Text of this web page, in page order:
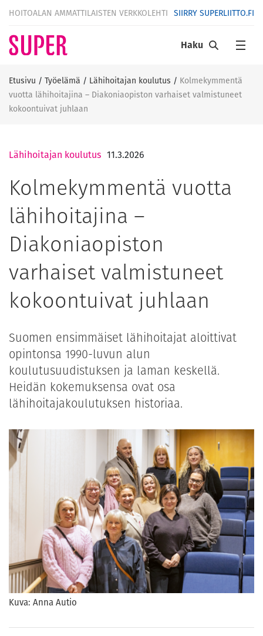
HOITOALAN AMMATTILAISTEN VERKKOLEHTI SIIRRY SUPERLIITTO.FI
Haku
Etusivu / Työelämä / Lähihoitajan koulutus / Kolmekymmentä
vuotta lähihoitajina – Diakoniaopiston varhaiset valmistuneet
kokoontuivat juhlaan
Lähihoitajan koulutus 11.3.2026
Kolmekymmentä vuotta
lähihoitajina –
Diakoniaopiston
varhaiset valmistuneet
kokoontuivat juhlaan
Suomen ensimmäiset lähihoitajat aloittivat
opintonsa 1990-luvun alun
koulutusuudistuksen ja laman keskellä.
Heidän kokemuksensa ovat osa
lähihoitajakoulutuksen historiaa.
Kuva: Anna Autio